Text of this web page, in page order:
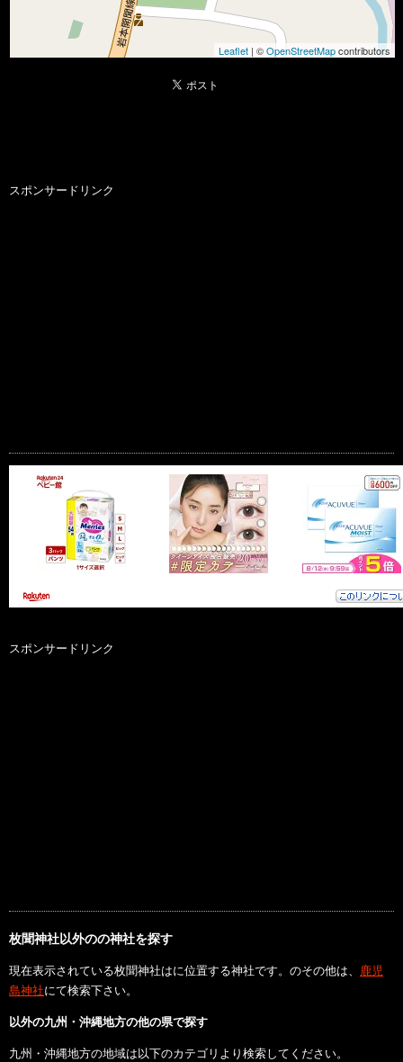
Leaflet | ©OpenStreetMapcontributors
スポンサードリンク
スポンサードリンク
枚聞神社以外のの神社を探す
現在表示されている枚聞神社はに位置する神社です。のその他は、 鹿児
島神社にて検索下さい。
以外の九州・沖縄地方の他の県で探す
九州・沖縄地方の地域は以下のカテゴリより検索してください。